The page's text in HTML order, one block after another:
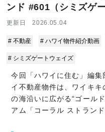
ンド #601（シミズゲ
更新日 2026.05.04
# 不動産 # ハワイ物件紹介動画
# シミズゲートウェイズ
今回「ハワイに住む」編集
イ不動産物件は、ワイキ
の海沿いに広がる“ゴール
アム「コーラル ストラン